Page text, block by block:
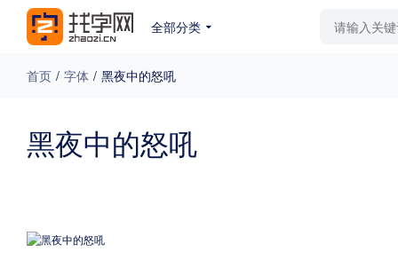
全部分类
免费下载 收费下载 更多
首页 / 字体 / 黑夜中的怒吼
黑夜中的怒吼